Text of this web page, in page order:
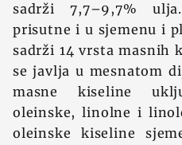
sadrži 7,7–9,7%
prisutne i u sjemenu i
sadrži 14 vrsta masnih
se javlja u mesnatom
masne kiseline
oleinske, linolne i
oleinske kiseline